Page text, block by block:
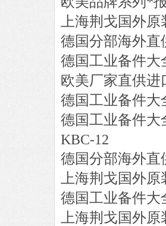
上海荆戈国外
德国分部海外直
德国工业备件大
欧美厂家直供进
德国工业备件大
德国工业备件大
KBC-12
德国分部海外直
上海荆戈国外
德国工业备件大
上海荆戈国外